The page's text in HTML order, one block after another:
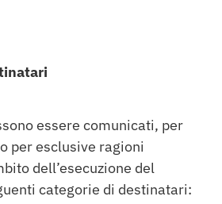
essere comunicati, per
per esclusive ragioni
dell’esecuzione del
categorie di destinatari: